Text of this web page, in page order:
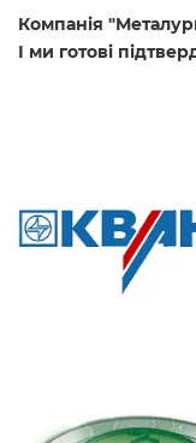
Компанія
І ми готові